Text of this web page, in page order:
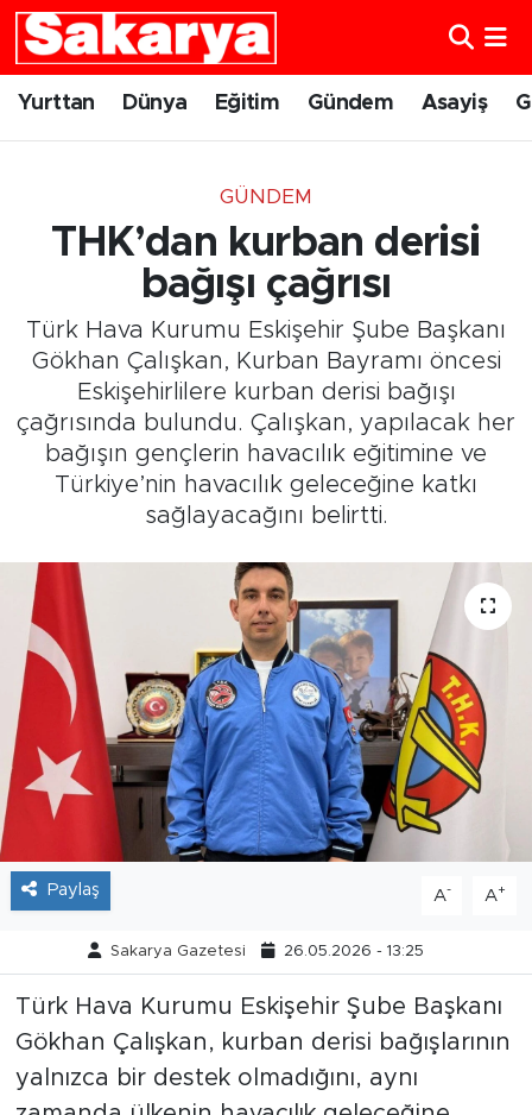
Yurttan Dünya Eğitim Gündem Asayiş
GÜNDEM
THK’dan kurban derisi
bağışı çağrısı
Türk Hava Kurumu Eskişehir Şube Başkanı
Gökhan Çalışkan, Kurban Bayramı öncesi
Eskişehirlilere kurban derisi bağışı
çağrısında bulundu. Çalışkan, yapılacak her
bağışın gençlerin havacılık eğitimine ve
Türkiye’nin havacılık geleceğine katkı
sağlayacağını belirtti.
Paylaş A- A+
Sakarya Gazetesi 26.05.2026 - 13:25
Türk Hava Kurumu Eskişehir Şube Başkanı
Gökhan Çalışkan, kurban derisi bağışlarının
yalnızca bir destek olmadığını, aynı
Yurttan
Gündem
Eskişehirspor
Spor
Sağlık
Kültür Sanat
Tarihçe
Resmi İlanlar
Söyleşi
Foto Şaka
Teknoloji
Politika
Eskişehir Nöbetçi Eczaneler
Eskişehir Trafik Yoğunluk Haritası
Süper Lig Puan Durumu ve Fikstür
Tüm Manşetler
Son Dakika Haberleri
Haber Arşivi